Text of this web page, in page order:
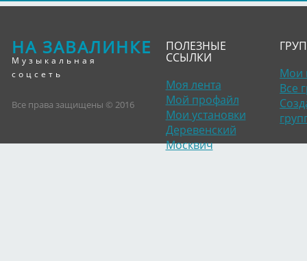
НА ЗАВАЛИНКЕ
Музыкальная
соцсеть
Все права защищены © 2016
ПОЛЕЗНЫЕ
ССЫЛКИ
Моя лента
Мой профайл
Мои установки
Деревенский
Москвич
Мои
Все